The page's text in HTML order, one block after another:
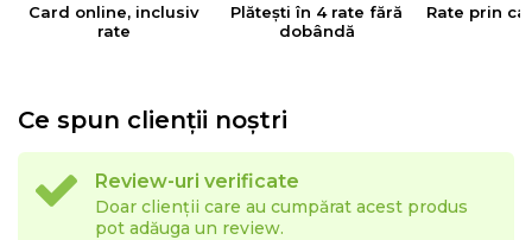
Card online, inclusiv
rate
Plătești în 4 rate fără
dobândă
Rate prin
Ce spun clienții noștri
Review-uri verificate
Doar clienții care au cumpărat acest produs
pot adăuga un review.